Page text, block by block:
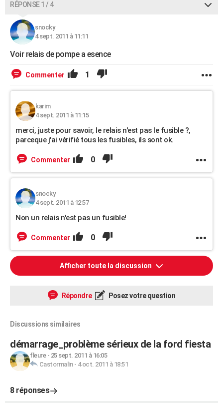
RÉPONSE 1 / 4
snocky
4 sept. 2011 à 11:11
Voir relais de pompe a esence
Commenter 1
karim
4 sept. 2011 à 11:15
merci, juste pour savoir, le relais n'est pas le fusible ?,
parceque j'ai vérifié tous les fusibles, ils sont ok.
Commenter 0
snocky
4 sept. 2011 à 12:57
Non un relais n'est pas un fusible!
Commenter 0
Afficher toute la discussion
Répondre Posez votre question
Discussions similaires
démarrage_problème sérieux de la ford fiesta
fleure- 25 sept. 2011 à 16:05
Castormalin- 4 oct. 2011 à 18:51
8 réponses